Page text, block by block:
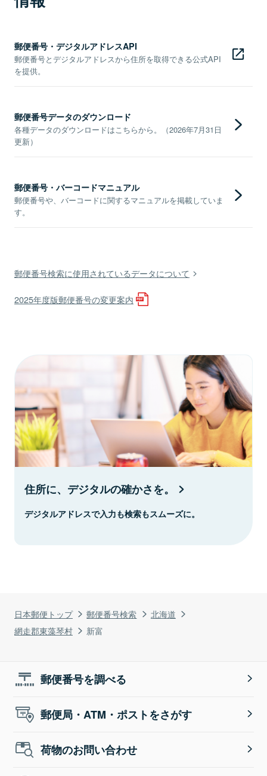
日本郵便トップ 郵便番号検索
北海道
網走郡東藻琴村
新富
郵便番号・デジタルアドレスAPI
郵便番号とデジタルアドレスから住所を取得できる公式API
を提供。
郵便番号データのダウンロード
各種データのダウンロードはこちらから。（2026年7月31日
更新）
郵便番号・バーコードマニュアル
郵便番号や、バーコードに関するマニュアルを掲載していま
す。
郵便番号検索に使用されているデータについて
2025年度版郵便番号の変更案内
住所に、デジタルの確かさを。
デジタルアドレスで入力も検索もスムーズに。
郵便番号を調べる
郵便局・ATM・ポストをさがす
荷物のお問い合わせ